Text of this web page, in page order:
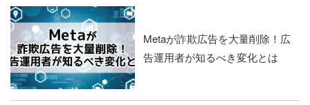
Metaが詐欺広告を大量削除！広
告運用者が知るべき変化とは